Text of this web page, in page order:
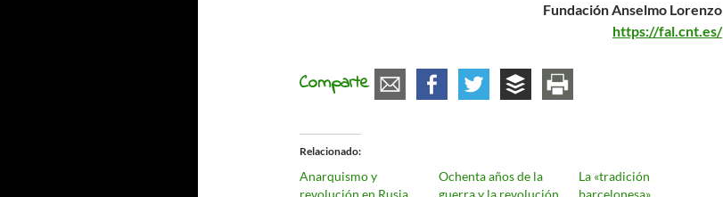
Fundación Anselmo Lorenzo
https://fal.cnt.es/
Comparte
Relacionado
Anarquismo y
revolución en Rusia
Ochenta años de la
guerra y la revolución
La «tradición
barcelonesa»